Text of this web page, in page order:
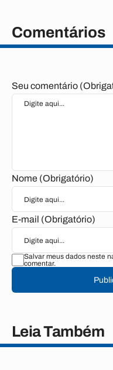
Comentários
Seu comentário
Nome (Obrigatório)
E-mail (Obrigatório)
Salvar meus dados neste
comentar.
Leia Também